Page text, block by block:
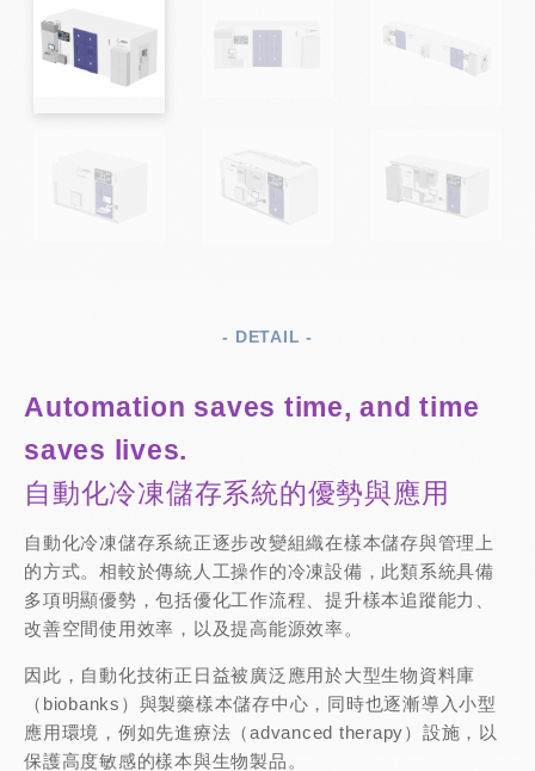
- DETAIL -
Automation saves time, and time
saves lives.
自動化冷凍儲存系統的優勢與應用
自動化冷凍儲存系統正逐步改變組織在樣本儲存與管理上
的方式。相較於傳統人工操作的冷凍設備，此類系統具備
多項明顯優勢，包括優化工作流程、提升樣本追蹤能力、
改善空間使用效率，以及提高能源效率。
因此，自動化技術正日益被廣泛應用於大型生物資料庫
（biobanks）與製藥樣本儲存中心，同時也逐漸導入小型
應用環境，例如先進療法（advanced therapy）設施，以
保護高度敏感的樣本與生物製品。